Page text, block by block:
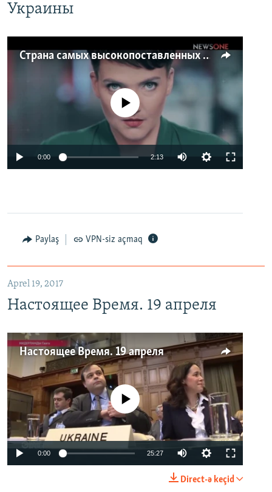
Украины
Страна самых высокопоставленных телеведущих. Почему политики захватили телеэфир Украины
No media source currently available
0:00 2:13
Paylaş VPN-siz açmaq
Aprel 19, 2017
Настоящее Время. 19 апреля
Настоящее Время. 19 апреля
No media source currently available
0:00 25:27
Direct-ə keçid